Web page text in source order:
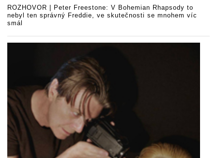
ROZHOVOR | Peter Freestone: V Bohemian Rhapsody to
nebyl ten správný Freddie, ve skutečnosti se mnohem víc
smál